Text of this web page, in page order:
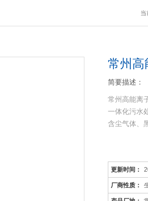
当
常州高
简要描述：
常州高能离
一体化污水
含尘气体、
更新时间：
厂商性质：